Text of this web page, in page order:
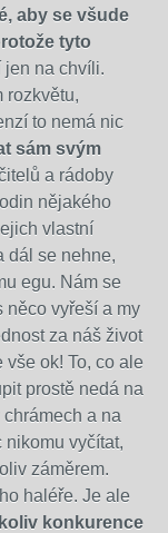
aby se všude
tyto
jen na chvíli.
rozkvětu,
to nemá nic
sám svým
a rádoby
nějakého
vlastní
dál se nehne,
egu. Nám se
něco vyřeší a my
za náš život
ok! To, co ale
prostě nedá na
a na
nikomu vyčítat,
záměrem.
haléře. Je ale
konkurence